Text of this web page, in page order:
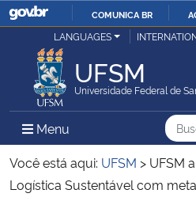
IR
COMUNICA BR
Ministério da Justiça e Segurança Pública
Ministério da Defesa
Ministério das Relações Exteriores
LANGUAGES
UFSM
Universidade Federal de
Menu Menu Principal do
Você está aqui: UFSM > UFSM
Logística Sustentável com